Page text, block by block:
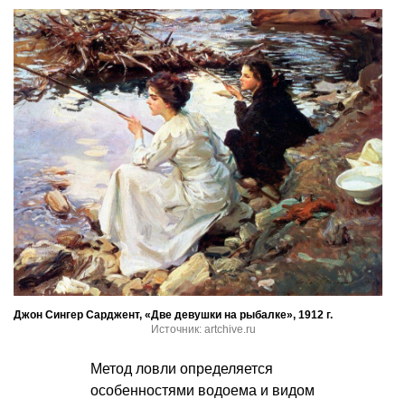
Джон Сингер Сарджент, «Две девушки на рыбалке», 1912 г.
Источник: artchive.ru
Метод ловли определяется
особенностями водоема и видом